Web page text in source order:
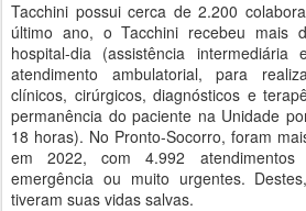
Tacchini possui cerca de 2.200
último ano, o Tacchini recebeu mais
hospital-dia (assistência
atendimento ambulatorial, para
clínicos, cirúrgicos, diagnósticos e
permanência do paciente na Unidade
18 horas). No Pronto-Socorro, foram
em 2022, com 4.992 atendimentos
emergência ou muito urgentes.
tiveram suas vidas salvas.